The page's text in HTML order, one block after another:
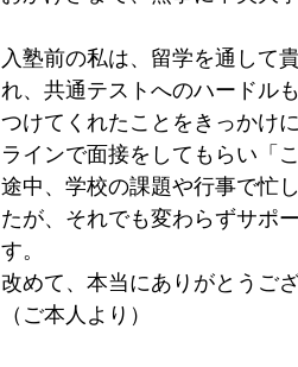
入塾前の私は、留学を通して
れ、共通テストへのハードル
つけてくれたことをきっかけ
ラインで面接をしてもらい「
途中、学校の課題や行事で忙
たが、それでも変わらずサポ
す。
改めて、本当にありがとうご
（ご本人より）